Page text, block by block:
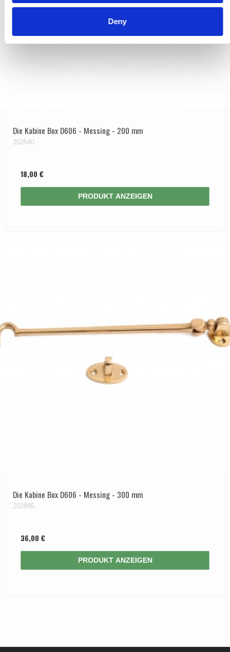
Deny
Die Kabine Box D606 - Messing - 200 mm
202540
18,00 €
PRODUKT ANZEIGEN
Die Kabine Box D606 - Messing - 300 mm
202895
36,00 €
PRODUKT ANZEIGEN